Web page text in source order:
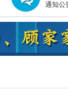
通知公